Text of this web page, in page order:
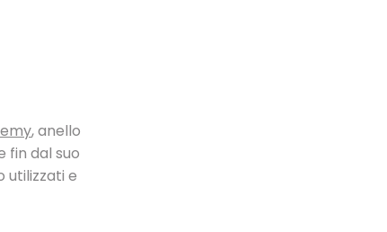
, anello
fin dal suo
utilizzati e